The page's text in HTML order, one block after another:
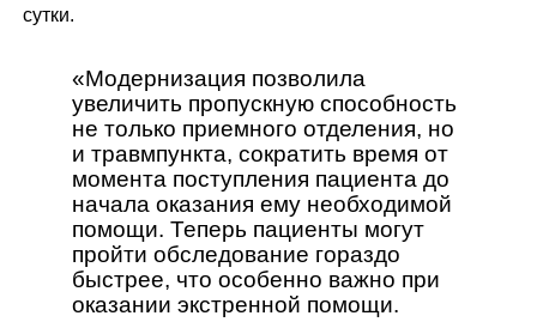
сутки.
«Модернизация позволила
увеличить пропускную способность
не только приемного отделения, но
и травмпункта, сократить время от
момента поступления пациента до
начала оказания ему необходимой
помощи. Теперь пациенты могут
пройти обследование гораздо
быстрее, что особенно важно при
оказании экстренной помощи.